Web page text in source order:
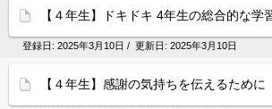
【４年生】ドキドキ 4年生の総合的な学
登録日: 2025年3月10日 / 更新日: 2025年3月10日
【４年生】感謝の気持ちを伝えるために